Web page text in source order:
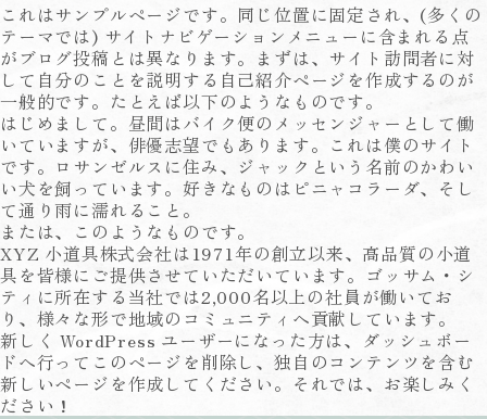
これはサンプルページです。同じ位置に固定され、(多くの
テーマでは) サイトナビゲーションメニューに含まれる点
がブログ投稿とは異なります。まずは、サイト訪問者に対
して自分のことを説明する自己紹介ページを作成するのが
一般的です。たとえば以下のようなものです。
はじめまして。昼間はバイク便のメッセンジャーとして働
いていますが、俳優志望でもあります。これは僕のサイト
です。ロサンゼルスに住み、ジャックという名前のかわい
い犬を飼っています。好きなものはピニャコラーダ、そし
て通り雨に濡れること。
または、このようなものです。
XYZ 小道具株式会社は1971年の創立以来、高品質の小道
具を皆様にご提供させていただいています。ゴッサム・シ
ティに所在する当社では2,000名以上の社員が働いてお
り、様々な形で地域のコミュニティへ貢献しています。
新しく WordPress ユーザーになった方は、 ダッシュボー
ドへ行ってこのページを削除し、独自のコンテンツを含む
新しいページを作成してください。それでは、お楽しみく
ださい !